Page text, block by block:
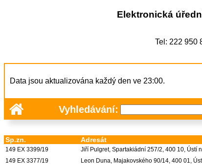
Elektronická
Tel: 222 950
Data jsou aktualizována každý den ve 23:00.
Vyhledávání:
Sp.zn. Adresát
149 EX 3399/19 Jiří Pulgret, Spartakiádní 257/2, 400 10, Ústí
149 EX 3377/19
Leon Duna, Majakovského 90/14, 400 01,